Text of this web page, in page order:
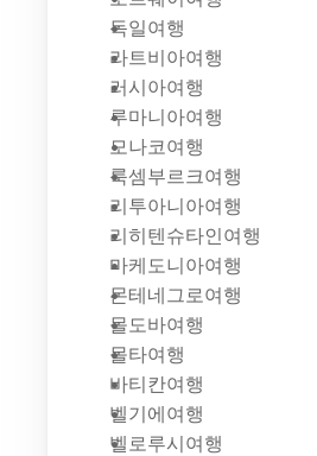
독일여행
라트비아여행
러시아여행
루마니아여행
모나코여행
룩셈부르크여행
리투아니아여행
리히텐슈타인여행
마케도니아여행
몬테네그로여행
몰도바여행
몰타여행
바티칸여행
벨기에여행
벨로루시여행